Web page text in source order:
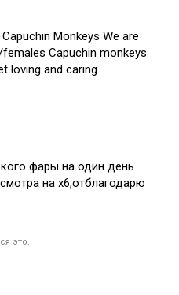
Monkeys We are
Capuchin monkeys
loving and caring
кого фары на один день
на х6,отблагодарю
это.